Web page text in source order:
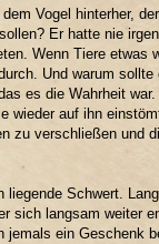
Vogel hinterher,
Er hatte nie
Wenn Tiere
Und warum
es die Wahrheit
wieder auf ihn
zu verschließen und
Schwert.
sich langsam weiter
jemals ein Geschenk